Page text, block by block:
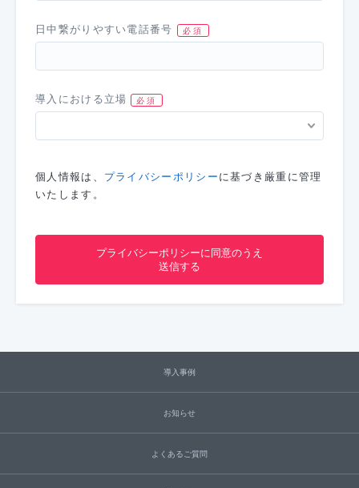
日中繋がりやすい電話番号
導入における立場
個人情報は、 プライバシーポリシーに基づき厳重に管理
いたします。
導入事例
お知らせ
よくあるご質問